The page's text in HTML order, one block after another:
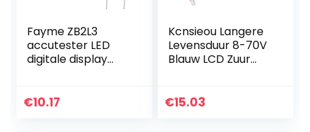
Fayme ZB2L3
accutester LED
digitale display
test weerstand
€10.17
Kcnsieou Langere
Levensduur 8-70V
Blauw LCD Zuur
Indicator
€15.03